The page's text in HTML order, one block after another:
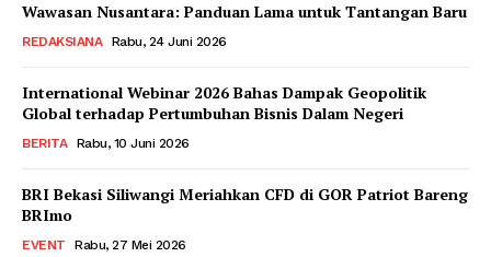
Wawasan Nusantara: Panduan Lama untuk Tantangan Baru
REDAKSIANA Rabu, 24 Juni 2026
International Webinar 2026 Bahas Dampak Geopolitik
Global terhadap Pertumbuhan Bisnis Dalam Negeri
BERITA Rabu, 10 Juni 2026
BRI Bekasi Siliwangi Meriahkan CFD di GOR Patriot Bareng
BRImo
EVENT Rabu, 27 Mei 2026